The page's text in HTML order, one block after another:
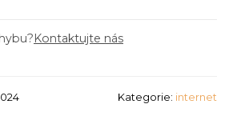
Kontaktujte nás
Kategorie: internet